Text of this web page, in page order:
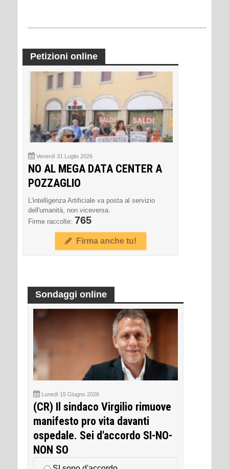
Petizioni online
Venerdì 31 Luglio 2026
NO AL MEGA DATA CENTER A
POZZAGLIO
L'intelligenza Artificiale va posta al servizio
dell'umanità, non viceversa.
Firme raccolte: 765
Firma anche tu!
Sondaggi online
Lunedì 15 Giugno 2026
(CR) Il sindaco Virgilio rimuove
manifesto pro vita davanti
ospedale. Sei d'accordo SI-NO-
NON SO